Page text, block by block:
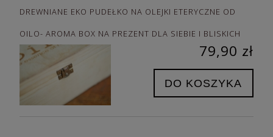
DREWNIANE EKO PUDEŁKO NA OLEJKI ETERYCZNE OD
OILO- AROMA BOX NA PREZENT DLA SIEBIE I BLISKICH
79,90 zł
DO KOSZYKA